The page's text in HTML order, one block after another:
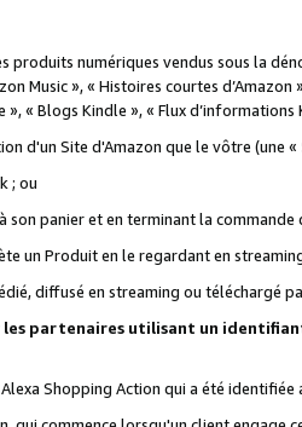
numériques vendus sous la
Music », « Histoires courtes
« Blogs Kindle », « Flux
d'un Site d'Amazon que le vôtre (une «
; ou
panier et en terminant la commande
un Produit en le regardant en
diffusé en streaming ou téléchargé
partenaires utilisant un
Shopping Action qui a été identifiée